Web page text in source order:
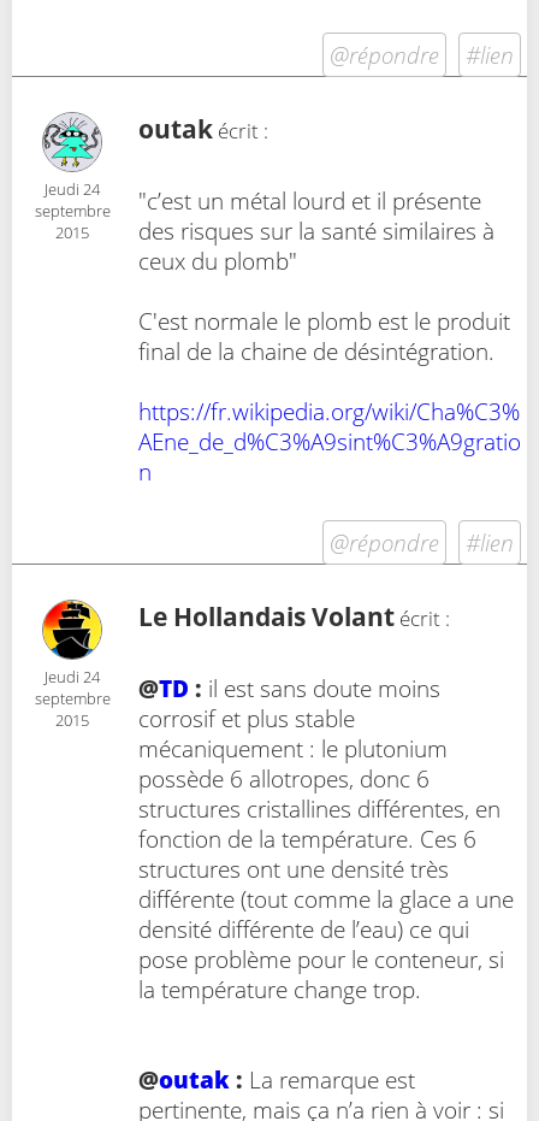
@répondre #lien
Jeudi 24
septembre
2015
outak écrit :
"c’est un métal lourd et il présente
des risques sur la santé similaires à
ceux du plomb"
C'est normale le plomb est le produit
final de la chaine de désintégration.
https://fr.wikipedia.org/wiki/Cha%C3%
AEne_de_d%C3%A9sint%C3%A9gratio
n
@répondre #lien
Jeudi 24
septembre
2015
Le Hollandais Volant écrit :
@TD : il est sans doute moins
corrosif et plus stable
mécaniquement : le plutonium
possède 6 allotropes, donc 6
structures cristallines différentes, en
fonction de la température. Ces 6
structures ont une densité très
différente (tout comme la glace a une
densité différente de l’eau) ce qui
pose problème pour le conteneur, si
la température change trop.
@outak : La remarque est
pertinente, mais ça n’a rien à voir : si